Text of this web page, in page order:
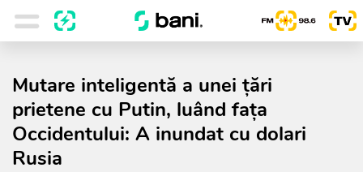
Mutare inteligentă a unei țări
prietene cu Putin, luând fața
Occidentului: A inundat cu dolari
Rusia